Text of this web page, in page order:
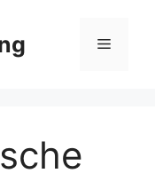
Menü